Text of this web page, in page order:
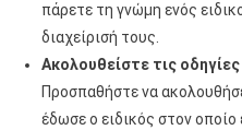
πάρετε τη γνώμη ενός
διαχείρισή τους.
Ακολουθείστε τις
Προσπαθήστε να
έδωσε ο ειδικός στον